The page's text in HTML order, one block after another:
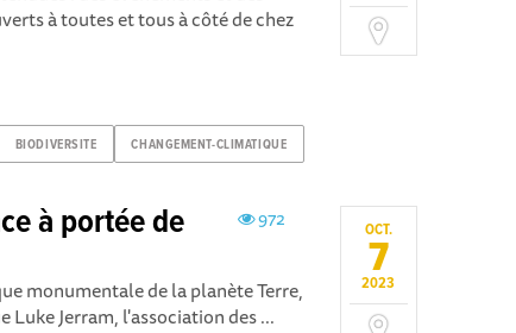
à toutes et tous à côté de chez
BIODIVERSITE CHANGEMENT-CLIMATIQUE
OCT.
7
2023
972
à portée de
monumentale de la planète Terre,
Jerram, l'association des ...